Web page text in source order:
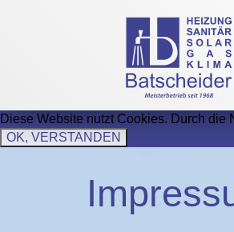
Diese Website nutzt Cookies. Durch die
OK, VERSTANDEN